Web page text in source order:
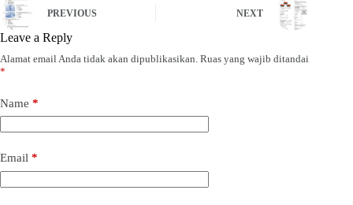
PREVIOUS NEXT
Leave a Reply
Alamat email Anda tidak akan dipublikasikan. Ruas yang wajib ditandai
*
Name *
Email *